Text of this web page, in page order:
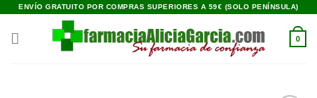
Saltar
contenido
ENVÍO GRATUITO POR COMPRAS SUPERIORES A 59€ (SOLO PENÍNSULA)
0